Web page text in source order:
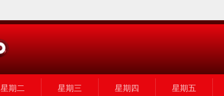
星期二 星期三 星期四 星期五